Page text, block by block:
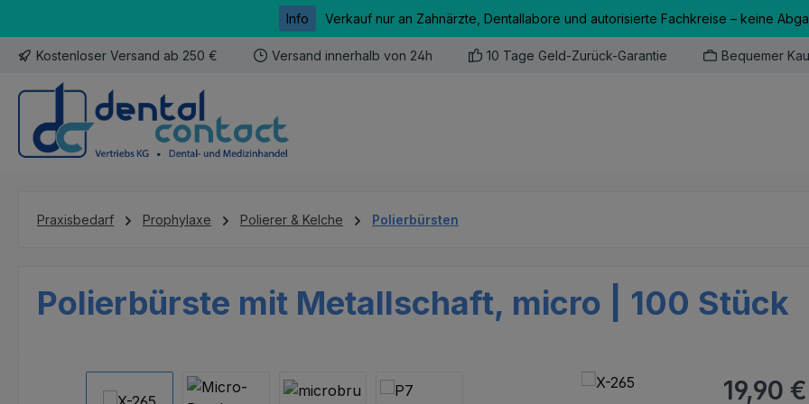
Info Verkauf nur an Zahnärzte, Dentallabore und autorisierte Fachkreise – keine
Kostenloser Versand ab 250 € Versand innerhalb von 24h 10 Tage Geld-Zurück-Garantie Bequemer
Praxisbedarf Prophylaxe Polierer & Kelche Polierbürsten
Polierbürste mit Metallschaft, micro | 100 Stück
Bildergalerie überspringen Regulärer
19,90 €